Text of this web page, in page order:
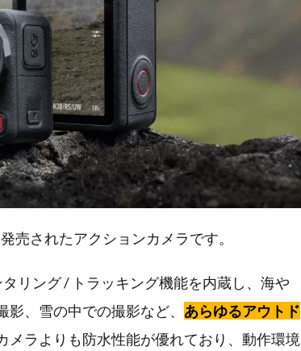
売されたアクションカメラです。
リング / トラッキング機能を内蔵し、海や
、雪の中での撮影など、 あらゆるアウトド
メラよりも防水性能が優れており、動作環境